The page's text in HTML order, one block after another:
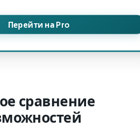
Перейти на Pro
сравнение